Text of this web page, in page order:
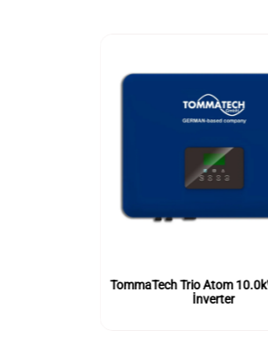
TommaTech Trio Atom
İnverter